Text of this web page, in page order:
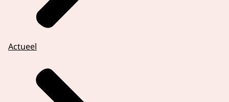
Actueel